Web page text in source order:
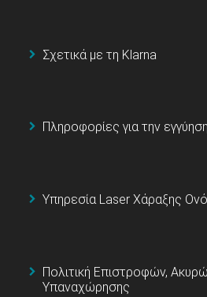
Σχετικά με τη Klarna
Πληροφορίες για την
Υπηρεσία Laser Χάραξης
Πολιτική Επιστροφών,
Υπαναχώρησης